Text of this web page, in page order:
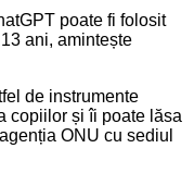
poate fi folosit
ani, amintește
de instrumente
copiilor și îi poate lăsa
ONU cu sediul